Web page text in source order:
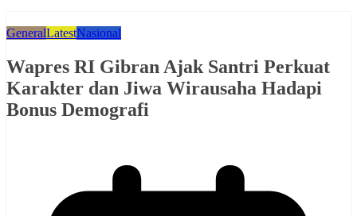
GeneralLatestNasional
Wapres RI Gibran Ajak Santri Perkuat
Karakter dan Jiwa Wirausaha Hadapi
Bonus Demografi